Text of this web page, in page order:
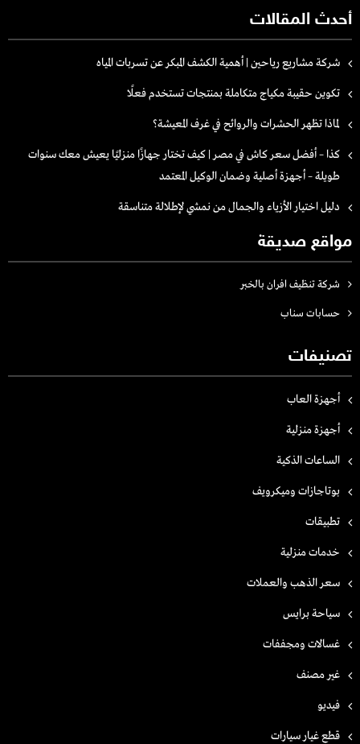
أحدث المقالات
شركة مشاريع رياحين | أهمية الكشف المبكر عن تسربات المياه
تكوين حقيبة مكياج متكاملة بمنتجات تستخدم فعلًا
لماذا تظهر الحشرات والروائح في غرف المعيشة؟
كذا – أفضل سعر كاش في مصر | كيف تختار جهازًا منزليًا يعيش معك سنوات
طويلة – أجهزة أصلية وضمان الوكيل المعتمد
دليل اختيار الأزياء والجمال من نمشي لإطلالة متناسقة
مواقع صديقة
شركة تنظيف افران بالخبر
حسابات سناب
تصنيفات
أجهزة العاب
أجهزة منزلية
الساعات الذكية
بوتاجازات وميكرويف
تطبيقات
خدمات منزلية
سعر الذهب والعملات
سياحة برايس
غسالات ومجففات
غير مصنف
فيديو
قطع غيار سيارات